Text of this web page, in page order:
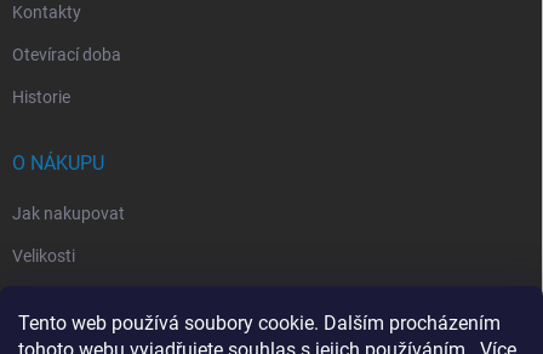
Tento web používá soubory cookie. Dalším procházením
Kontakty
Otevírací doba
Historie
O NÁKUPU
Jak nakupovat
Velikosti
Vrácení, reklamace